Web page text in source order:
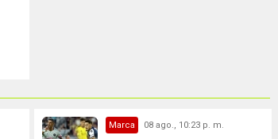
Marca 08 ago., 10:23 p. m.